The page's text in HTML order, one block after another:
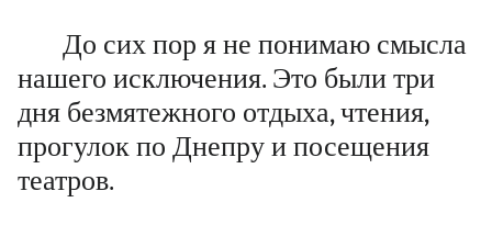
До сих пор я не понимаю смысла
нашего исключения. Это были три
дня безмятежного отдыха, чтения,
прогулок по Днепру и посещения
театров.